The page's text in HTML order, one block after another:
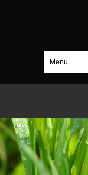
Menu